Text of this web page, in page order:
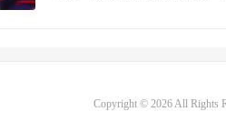
Copyright © 2026 All Rights